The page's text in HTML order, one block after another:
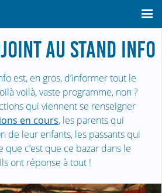
AU STAND INFO
est, en gros, d’informer tout le
voilà, vaste programme, non ?
qui viennent se renseigner
en cours, les parents qui
de leur enfants, les passants qui
c’est que ce bazar dans le
ont réponse à tout !